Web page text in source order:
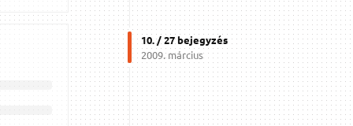
10. /27bejegyzés
2009. március